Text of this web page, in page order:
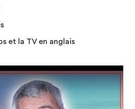
et la TV en anglais